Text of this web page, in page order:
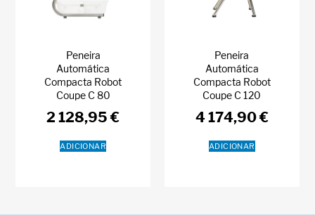
Peneira
Automática
Compacta Robot
Coupe C 80
2 128,95€
ADICIONAR
Peneira
Automática
Compacta Robot
Coupe C 120
4 174,90€
ADICIONAR